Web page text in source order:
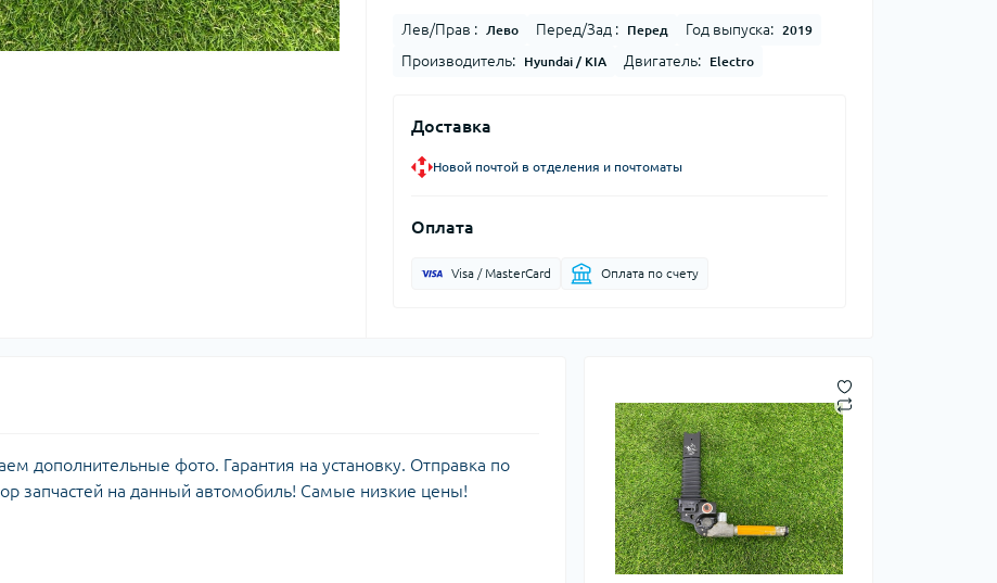
Лев/Прав : Лево Перед/Зад : Перед Год выпуска: 2019
Производитель: Hyundai / KIA Двигатель: Electro
Доставка
Новой почтой в отделения и почтоматы
Оплата
Visa / MasterCard Оплата по счету
дополнительные фото. Гарантия на установку. Отправка по
запчастей на данный автомобиль! Самые низкие цены!